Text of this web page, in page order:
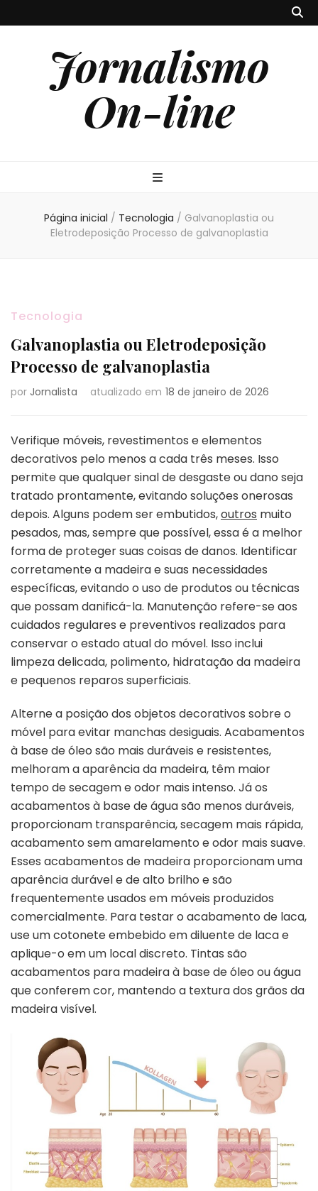
Jornalismo
On-line
Página inicial / Tecnologia / Galvanoplastia ou
Eletrodeposição Processo de galvanoplastia
Tecnologia
Galvanoplastia ou Eletrodeposição
Processo de galvanoplastia
por Jornalista atualizado em 18 de janeiro de 2026
Verifique móveis, revestimentos e elementos
decorativos pelo menos a cada três meses. Isso
permite que qualquer sinal de desgaste ou dano seja
tratado prontamente, evitando soluções onerosas
depois. Alguns podem ser embutidos,outros muito
pesados, mas, sempre que possível, essa é a melhor
forma de proteger suas coisas de danos. Identificar
corretamente a madeira e suas necessidades
específicas, evitando o uso de produtos ou técnicas
que possam danificá-la. Manutenção refere-se aos
cuidados regulares e preventivos realizados para
conservar o estado atual do móvel. Isso inclui
limpeza delicada, polimento, hidratação da madeira
e pequenos reparos superficiais.
Alterne a posição dos objetos decorativos sobre o
móvel para evitar manchas desiguais. Acabamentos
à base de óleo são mais duráveis ​​e resistentes,
melhoram a aparência da madeira, têm maior
tempo de secagem e odor mais intenso. Já os
acabamentos à base de água são menos duráveis,
proporcionam transparência, secagem mais rápida,
acabamento sem amarelamento e odor mais suave.
Esses acabamentos de madeira proporcionam uma
aparência durável e de alto brilho e são
frequentemente usados ​​em móveis produzidos
comercialmente. Para testar o acabamento de laca,
use um cotonete embebido em diluente de laca e
aplique-o em um local discreto. Tintas são
acabamentos para madeira à base de óleo ou água
que conferem cor, mantendo a textura dos grãos da
madeira visível.